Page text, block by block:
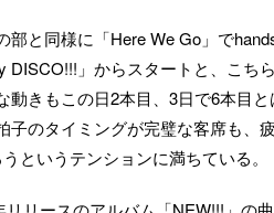
と同様に「Here We Go」で
」からスタートと、こち
きもこの日2本目、3日で6本目
のタイミングが完璧な客席も、
というテンションに満ちている。